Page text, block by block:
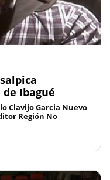
Ibagué
Clavijo Garcia Nuevo
Región No